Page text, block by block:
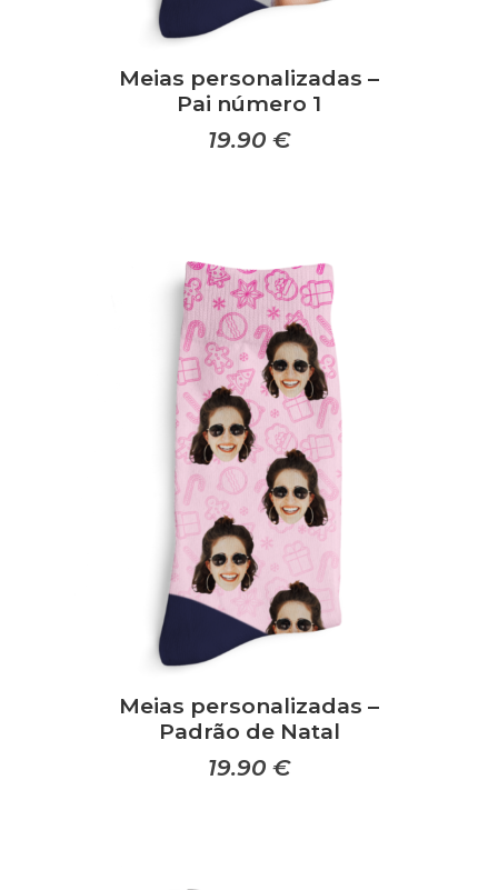
Meias personalizadas –
Pai número 1
19.90 €
Meias personalizadas –
Padrão de Natal
19.90 €